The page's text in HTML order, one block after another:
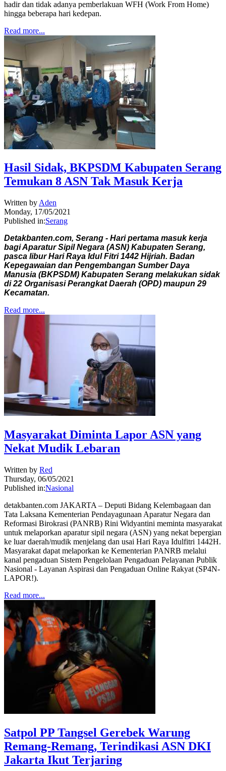
hadir dan tidak adanya pemberlakuan WFH (Work From Home)
hingga beberapa hari kedepan.
Read more...
Hasil Sidak, BKPSDM Kabupaten Serang
Temukan 8 ASN Tak Masuk Kerja
Written by Aden
Monday, 17/05/2021
Published in:Serang
Detakbanten.com, Serang - Hari pertama masuk kerja
bagi Aparatur Sipil Negara (ASN) Kabupaten Serang,
pasca libur Hari Raya Idul Fitri 1442 Hijriah. Badan
Kepegawaian dan Pengembangan Sumber Daya
Manusia (BKPSDM) Kabupaten Serang melakukan sidak
di 22 Organisasi Perangkat Daerah (OPD) maupun 29
Kecamatan.
Read more...
Masyarakat Diminta Lapor ASN yang
Nekat Mudik Lebaran
Written by Red
Thursday, 06/05/2021
Published in:Nasional
detakbanten.com JAKARTA – Deputi Bidang Kelembagaan dan
Tata Laksana Kementerian Pendayagunaan Aparatur Negara dan
Reformasi Birokrasi (PANRB) Rini Widyantini meminta masyarakat
untuk melaporkan aparatur sipil negara (ASN) yang nekat bepergian
ke luar daerah/mudik menjelang dan usai Hari Raya Idulfitri 1442H.
Masyarakat dapat melaporkan ke Kementerian PANRB melalui
kanal pengaduan Sistem Pengelolaan Pengaduan Pelayanan Publik
Nasional - Layanan Aspirasi dan Pengaduan Online Rakyat (SP4N-
LAPOR!).
Read more...
Satpol PP Tangsel Gerebek Warung
Remang-Remang, Terindikasi ASN DKI
Jakarta Ikut Terjaring